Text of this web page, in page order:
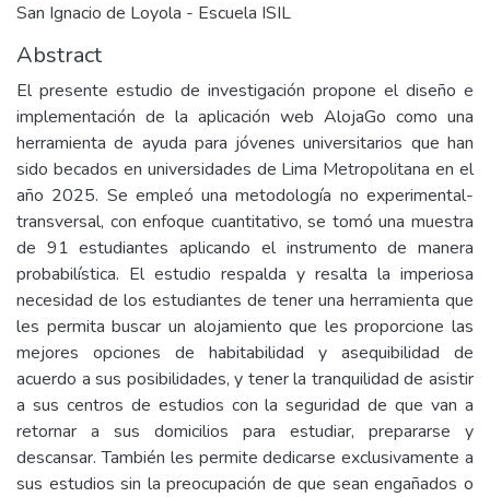
San Ignacio de Loyola - Escuela ISIL
Abstract
El presente estudio de investigación propone el diseño e
implementación de la aplicación web AlojaGo como una
herramienta de ayuda para jóvenes universitarios que han
sido becados en universidades de Lima Metropolitana en el
año 2025. Se empleó una metodología no experimental-
transversal, con enfoque cuantitativo, se tomó una muestra
de 91 estudiantes aplicando el instrumento de manera
probabilística. El estudio respalda y resalta la imperiosa
necesidad de los estudiantes de tener una herramienta que
les permita buscar un alojamiento que les proporcione las
mejores opciones de habitabilidad y asequibilidad de
acuerdo a sus posibilidades, y tener la tranquilidad de asistir
a sus centros de estudios con la seguridad de que van a
retornar a sus domicilios para estudiar, prepararse y
descansar. También les permite dedicarse exclusivamente a
sus estudios sin la preocupación de que sean engañados o